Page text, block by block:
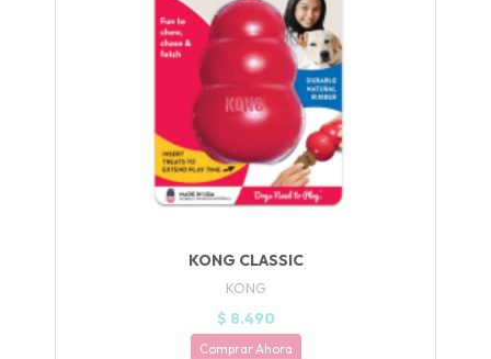
KONG CLASSIC
KONG
$ 8.490
Comprar Ahora